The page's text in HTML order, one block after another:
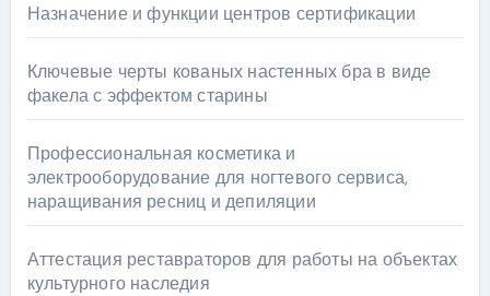
Назначение и функции центров сертификации
Ключевые черты кованых настенных бра в виде
факела с эффектом старины
Профессиональная косметика и
электрооборудование для ногтевого сервиса,
наращивания ресниц и депиляции
Аттестация реставраторов для работы на объектах
культурного наследия